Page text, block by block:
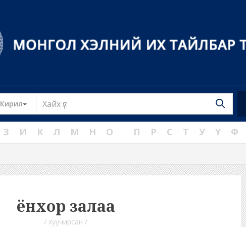
Кирил Toggle Dropdown
З И К Л М Н О П Р С Т У Ү Ф
ёнхор залаа
/ хуучирсан /